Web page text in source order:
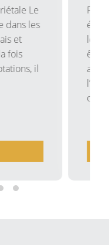
actuels,
ne peut plus
ils
limitent